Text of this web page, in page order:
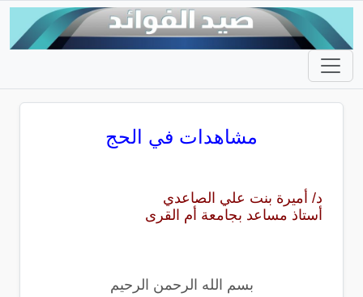
مشاهدات في الحج
د/ أميرة بنت علي الصاعدي
أستاذ مساعد بجامعة أم القرى
بسم الله الرحمن الرحيم